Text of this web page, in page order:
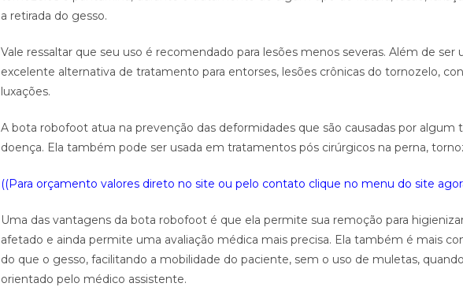
a retirada do gesso.
Vale ressaltar que seu uso é recomendado para lesões menos severas. Além de ser
excelente alternativa de tratamento para entorses, lesões crônicas do tornozelo,
luxações.
A bota robofoot atua na prevenção das deformidades que são causadas por algum
doença. Ela também pode ser usada em tratamentos pós cirúrgicos na perna,
((Para orçamento valores direto no site ou pelo contato clique no menu do site
Uma das vantagens da bota robofoot é que ela permite sua remoção para
afetado e ainda permite uma avaliação médica mais precisa. Ela também é mais
do que o gesso, facilitando a mobilidade do paciente, sem o uso de muletas,
orientado pelo médico assistente.